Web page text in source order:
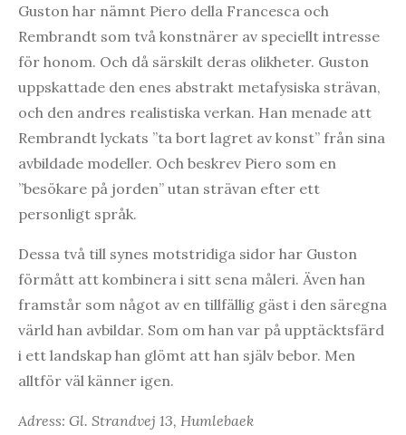
Guston har nämnt Piero della Francesca och
Rembrandt som två konstnärer av speciellt intresse
för honom. Och då särskilt deras olikheter. Guston
uppskattade den enes abstrakt metafysiska strävan,
och den andres realistiska verkan. Han menade att
Rembrandt lyckats ”ta bort lagret av konst” från sina
avbildade modeller. Och beskrev Piero som en
”besökare på jorden” utan strävan efter ett
personligt språk.
Dessa två till synes motstridiga sidor har Guston
förmått att kombinera i sitt sena måleri. Även han
framstår som något av en tillfällig gäst i den säregna
värld han avbildar. Som om han var på upptäcktsfärd
i ett landskap han glömt att han själv bebor. Men
alltför väl känner igen.
Adress: Gl. Strandvej 13, Humlebaek